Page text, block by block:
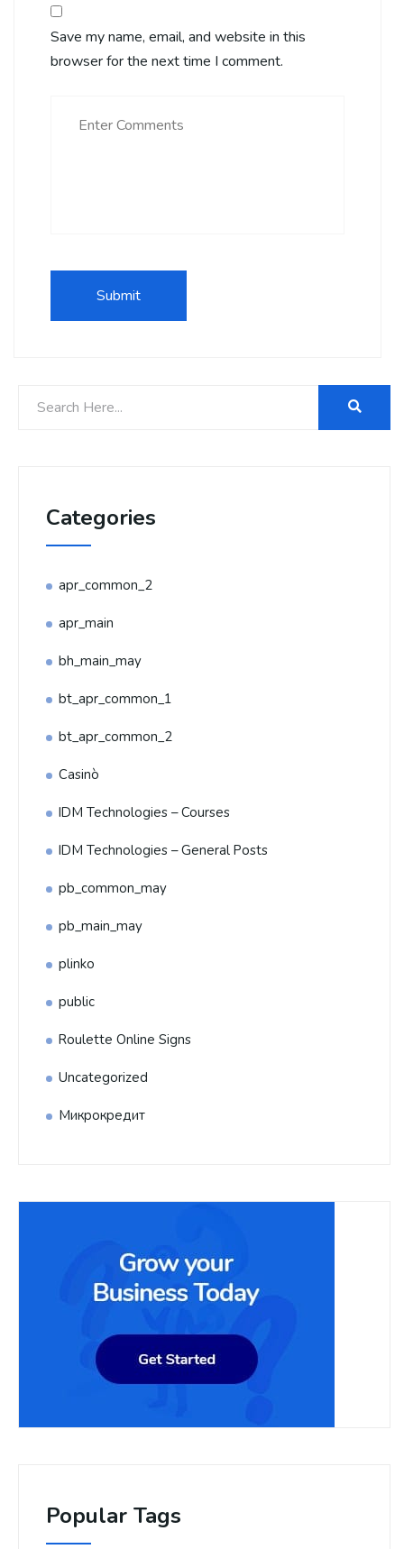
Save my name, email, and website in this
browser for the next time I comment.
Categories
apr_common_2
apr_main
bh_main_may
bt_apr_common_1
bt_apr_common_2
Casinò
IDM Technologies – Courses
IDM Technologies – General Posts
pb_common_may
pb_main_may
plinko
public
Roulette Online Signs
Uncategorized
Микрокредит
Popular Tags